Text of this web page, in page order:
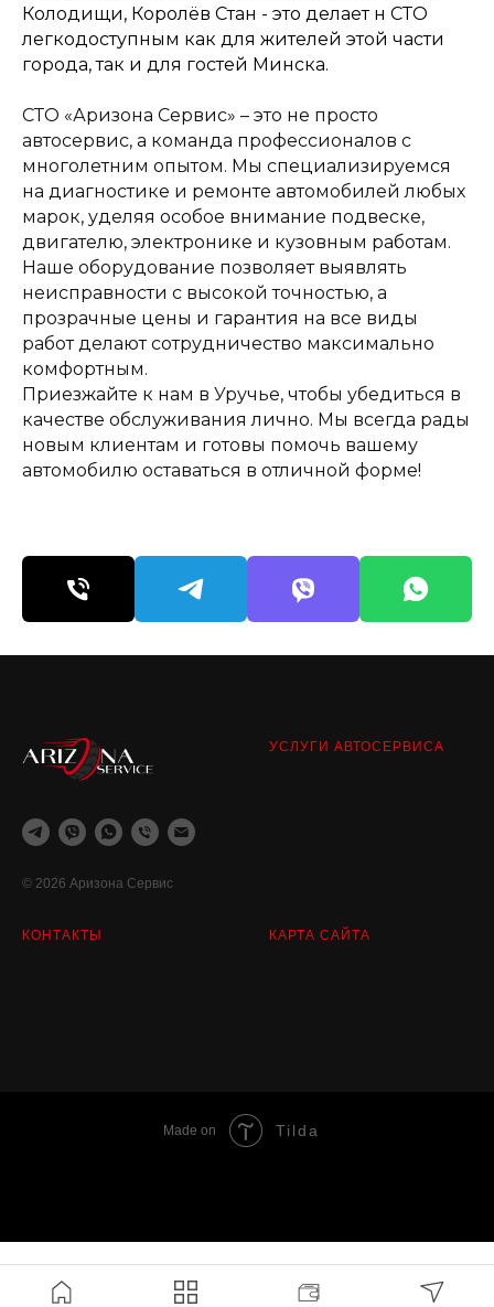
Колодищи, Королёв Стан - это делает н СТО
легкодоступным как для жителей этой части
города, так и для гостей Минска.
СТО «Аризона Сервис» – это не просто
автосервис, а команда профессионалов с
многолетним опытом. Мы специализируемся
на диагностике и ремонте автомобилей любых
марок, уделяя особое внимание подвеске,
двигателю, электронике и кузовным работам.
Наше оборудование позволяет выявлять
неисправности с высокой точностью, а
прозрачные цены и гарантия на все виды
работ делают сотрудничество максимально
комфортным.
Приезжайте к нам в Уручье, чтобы убедиться в
качестве обслуживания лично. Мы всегда рады
новым клиентам и готовы помочь вашему
автомобилю оставаться в отличной форме!
© 2026 Аризона Сервис
УСЛУГИ АВТОСЕРВИСА
КОНТАКТЫ КАРТА САЙТА
Made on Tilda